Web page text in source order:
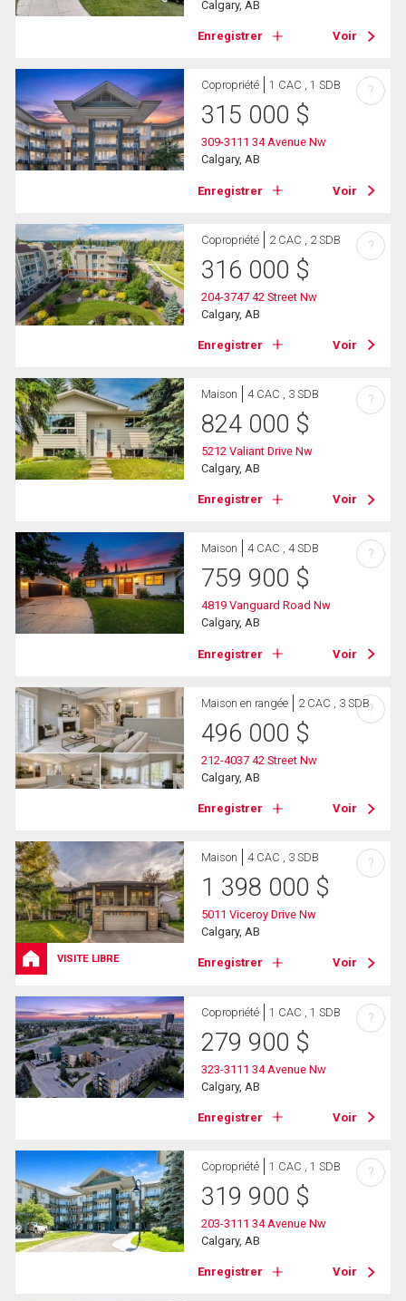
Calgary, AB
Enregistrer Voir
Copropriété 1 CAC , 1 SDB
315 000 $
309-3111 34 Avenue Nw
Calgary, AB
Enregistrer Voir
?
Copropriété 2 CAC , 2 SDB
316 000 $
204-3747 42 Street Nw
Calgary, AB
Enregistrer Voir
?
Maison 4 CAC , 3 SDB
824 000 $
5212 Valiant Drive Nw
Calgary, AB
Enregistrer Voir
?
Maison 4 CAC , 4 SDB
759 900 $
4819 Vanguard Road Nw
Calgary, AB
Enregistrer Voir
?
Maison en rangée 2 CAC , 3 SDB
496 000 $
212-4037 42 Street Nw
Calgary, AB
Enregistrer Voir
?
VISITE LIBRE
Maison 4 CAC , 3 SDB
1 398 000 $
5011 Viceroy Drive Nw
Calgary, AB
Enregistrer Voir
?
Copropriété 1 CAC , 1 SDB
279 900 $
323-3111 34 Avenue Nw
Calgary, AB
Enregistrer Voir
?
Copropriété 1 CAC , 1 SDB
319 900 $
203-3111 34 Avenue Nw
Calgary, AB
Enregistrer Voir
?